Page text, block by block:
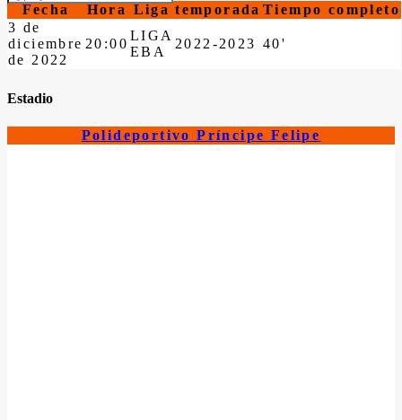
Fecha Hora Liga temporada Tiempo completo
3 de
diciembre
de 2022
20:00
LIGA
EBA
2022-2023 40'
Estadio
Polideportivo Príncipe Felipe